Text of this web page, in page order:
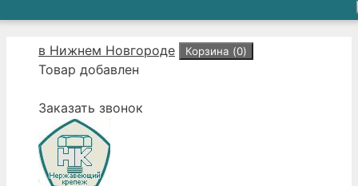
Перейтив Нижнем Новгороде Корзина (0)
Товар добавлен
Заказать звонок